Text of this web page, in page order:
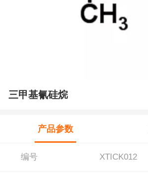
三甲基氰硅烷
产品参数
编号 XTICK012